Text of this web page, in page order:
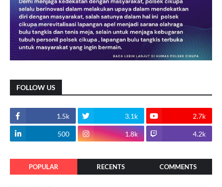
FOLLOW US
1.5k 3.1k 2.7k
500 1.8k 4.2k
POPULAR RECENTS COMMENTS